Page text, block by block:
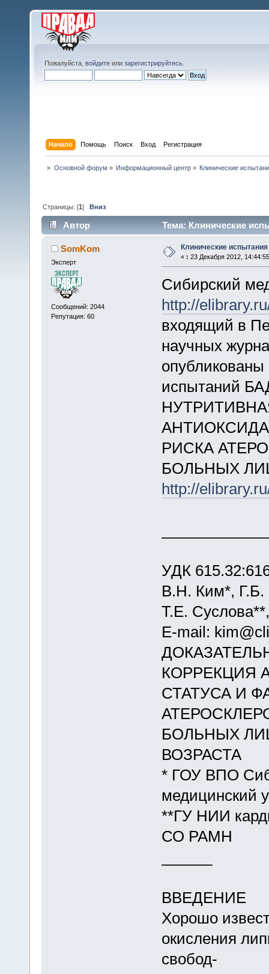
Пожалуйста, войдите или зарегистрируйтесь
Начало Помощь Поиск Вход Регистрация
» Основной форум » Информационный центр» Клинические
Страницы: [1]Вниз
Автор Тема: Клинические
SomKom
Эксперт
Сообщений: 2044
Репутация: 60
Клинические
« : 23 Декабря 2012,
Сибирский
http://
входящий в
научных
опубликованы
испытаний
РИСКА
БОЛЬНЫХ
http://
УДК
В.Н. Ким*,
Т.Е.
E-mail:
КОРРЕКЦИЯ
СТАТУСА И
БОЛЬНЫХ
ВОЗРАСТА
* ГОУ ВПО
медицинский
**ГУ НИИ
СО РАМН
ВВЕДЕНИЕ
Хорошо
окисления
свобод-